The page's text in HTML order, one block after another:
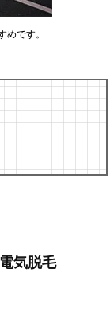
です。
気脱毛